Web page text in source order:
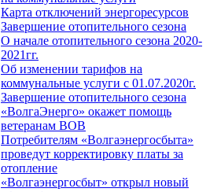
Карта отключений энергоресурсов
Завершение отопительного сезона
О начале отопительного сезона 2020-
2021гг.
Об изменении тарифов на
коммунальные услуги с 01.07.2020г.
Завершение отопительного сезона
«ВолгаЭнерго» окажет помощь
ветеранам ВОВ
Потребителям «Волгаэнергосбыта»
проведут корректировку платы за
отопление
«Волгаэнергосбыт» открыл новый